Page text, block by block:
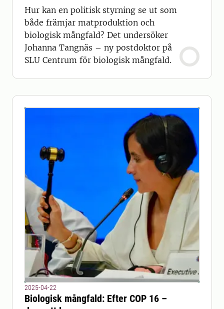
Hur kan en politisk styrning se ut som
både främjar matproduktion och
biologisk mångfald? Det undersöker
Johanna Tangnäs – ny postdoktor på
SLU Centrum för biologisk mångfald.
2025-04-22
Biologisk mångfald: Efter COP 16 –